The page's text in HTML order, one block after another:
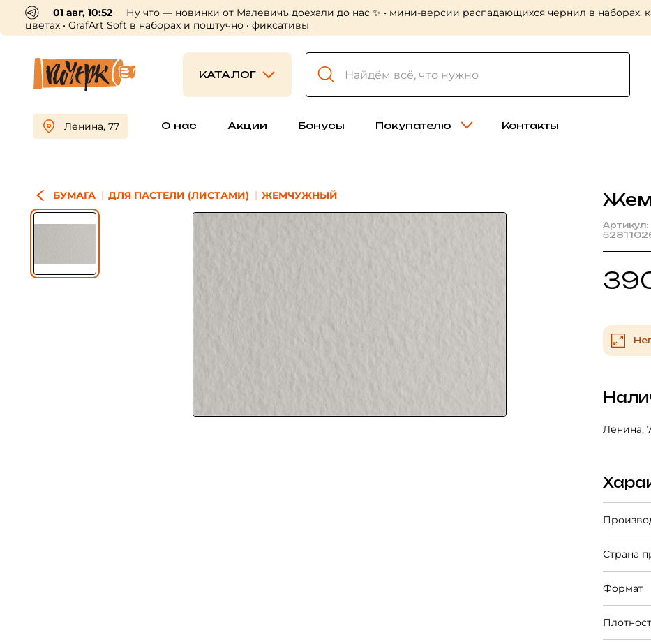
01 авг, 10:52
Ну что — новинки от Малевичъ доехали до нас ✨ • мини-версии распадающихся чернил в наборах,
цветах • GrafArt Soft в наборах и поштучно • фиксативы
КАТАЛОГ
Ленина, 77 О нас Акции Бонусы Покупателю Контакты
БУМАГА ДЛЯ ПАСТЕЛИ (ЛИСТАМИ) ЖЕМЧУЖНЫЙ
Артикул:
Ленина,
Страна
Формат